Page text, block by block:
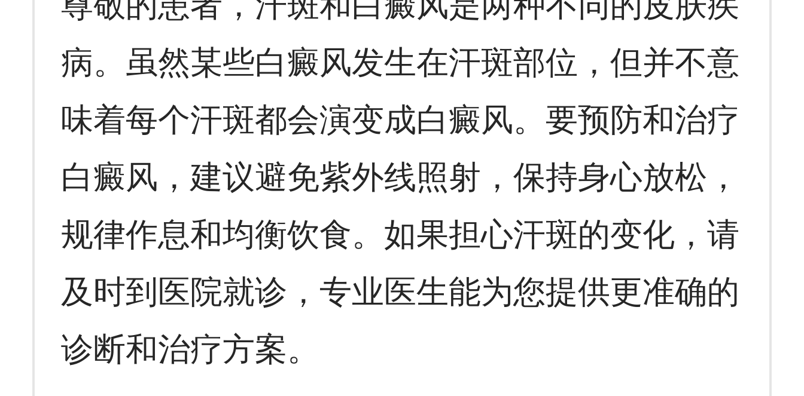
病。虽然某些白癜风发生在汗斑部位，但并不意
味着每个汗斑都会演变成白癜风。要预防和治疗
白癜风，建议避免紫外线照射，保持身心放松，
规律作息和均衡饮食。如果担心汗斑的变化，请
及时到医院就诊，专业医生能为您提供更准确的
诊断和治疗方案。